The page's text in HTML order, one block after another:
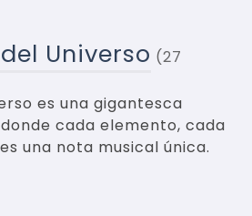
Universo
27
es una gigantesca
cada elemento, cada
una nota musical única.